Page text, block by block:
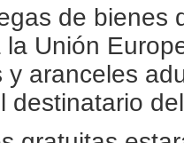
de bienes
Unión
y aranceles
destinatario